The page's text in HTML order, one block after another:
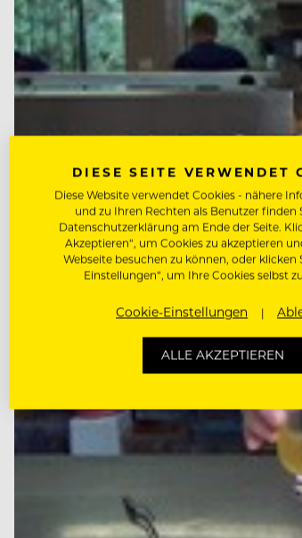
DIESE SEITE VERWENDET
Diese Website verwendet Cookies - nähere
und zu Ihren Rechten als Benutzer finden
Datenschutzerklärung am Ende der Seite.
Akzeptieren“, um Cookies zu akzeptieren
Webseite besuchen zu können, oder klicken
Einstellungen“, um Ihre Cookies selbst
Cookie-Einstellungen
ALLE AKZEPTIEREN